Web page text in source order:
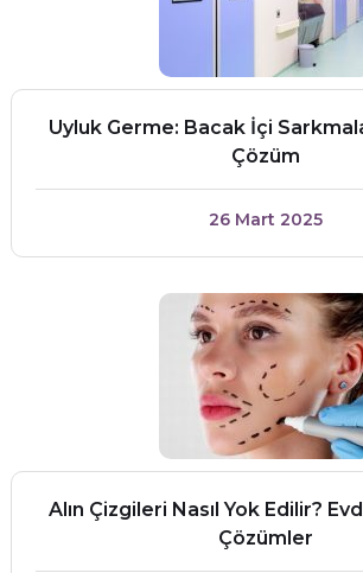
Uyluk Germe: Bacak İçi
Çözüm
26 Mart 2025
Alın Çizgileri Nasıl Yok Edilir?
Çözümler